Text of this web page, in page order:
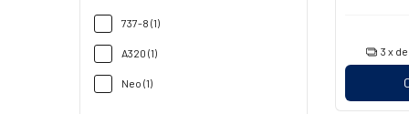
737-8 (1)
A320 (1)
Neo (1)
3 x de